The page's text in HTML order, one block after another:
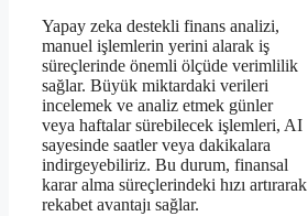
Yapay zeka destekli finans analizi,
manuel işlemlerin yerini alarak iş
süreçlerinde önemli ölçüde verimlilik
sağlar. Büyük miktardaki verileri
incelemek ve analiz etmek günler
veya haftalar sürebilecek işlemleri, AI
sayesinde saatler veya dakikalara
indirgeyebiliriz. Bu durum, finansal
karar alma süreçlerindeki hızı artırarak
rekabet avantajı sağlar.